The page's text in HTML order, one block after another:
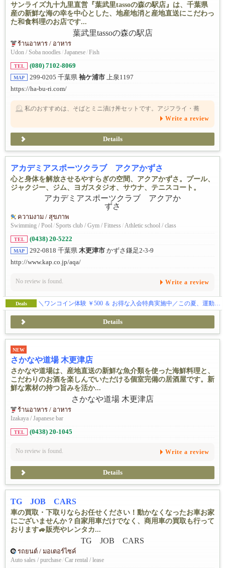
サンライズ九十九里直営『葉武里tassoの森の駅店』は、千葉県
産の新鮮な海の幸を中心とした、地産地消と産地直送にこだわっ
た和食料理のお店です...
ร้านอาหาร / อาหาร
Udon / Soba noodles /Japanese/Fish
TEL (080) 7102-8069
MAP 299-0205 千葉県 袖ケ浦市 上泉1197
https://ha-bu-ri.com/
私のおすすめは、そばとミニ漬け丼セットです。アジフライ・蕎
麦・漬け丼が１度に楽しめて量も丁度良い！お値段もお手頃なので
地元で和食を食べたい時は葉武里に来ます。穴場なので皆さんにも
おススメしたいです
Write a review
Details
アカデミアスポーツクラブ アクアかずさ
心と身体を解放させるやすらぎの空間、アクアかずさ。プール、
ジャクジー、ジム、ヨガスタジオ、サウナ、テニスコート。
ความงาม / สุขภาพ
Swimming / Pool/ Sports club / Gym / Fitness /Athletic school / class
TEL (0438) 20-5222
MAP 292-0818 千葉県 木更津市 かずさ鎌足2-3-9
http://www.kap.co.jp/aqa/
No review is found. Write a review
Deals ＼ワンコイン体験 ￥500 ＆ お得な入会特典実施中／この夏、運動を始めるなら【アクアかずさ】で！
Details
NEW
さかなや道場 木更津店
さかなや道場は、産地直送の新鮮な魚介類を使った海鮮料理と、
こだわりのお酒を楽しんでいただける個室完備の居酒屋です。新
鮮な素材の持つ旨みを活か...
ร้านอาหาร / อาหาร
Izakaya / Japanese bar
TEL (0438) 20-1045
No review is found. Write a review
Details
TG JOB CARS
車の買取・下取りならお任せください！動かなくなったお車お家
にございませんか？自家用車だけでなく、商用車の買取も行って
おります🚙販売やレンタカ...
รถยนต์ / มอเตอร์ไซค์
Auto sales / purchase/Car rental / lease